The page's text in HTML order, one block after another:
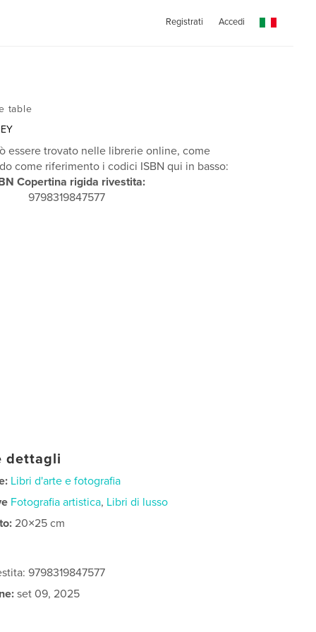
Registrati Accedi
table
essere trovato nelle librerie online, come
come riferimento i codici ISBN qui in basso:
Copertina rigida rivestita:
9798319847577
dettagli
Libri d'arte e fotografia
Fotografia artistica, Libri di lusso
20×25 cm
9798319847577
set 09, 2025